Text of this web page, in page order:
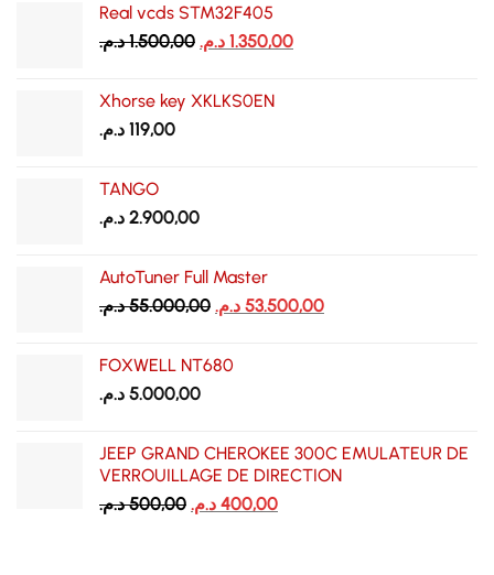
Real vcds STM32F405
1.500,00 د.م.
Le
était :
1.350,00 د.م.
Le
Xhorse key XKLKS0EN
119,00 د.م.
TANGO
2.900,00 د.م.
AutoTuner Full Master
55.000,00 د.م.
Le
était :
53.500,00 د.م.
Le
FOXWELL NT680
5.000,00 د.م.
JEEP GRAND CHEROKEE 300C EMULATEUR DE
VERROUILLAGE DE DIRECTION
500,00 د.م.
Le
400,00 د.م.
Le